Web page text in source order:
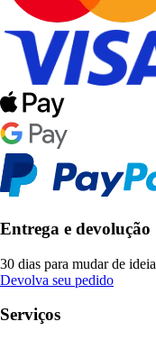
Entrega e devolução
30 dias para mudar de ideia
Devolva seu pedido
Serviços